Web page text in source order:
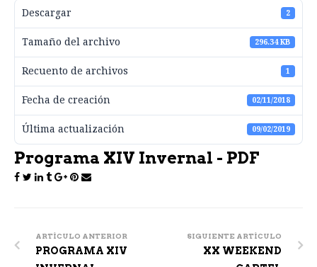
Descargar 2
Tamaño del archivo 296.34 KB
Recuento de archivos 1
Fecha de creación 02/11/2018
Última actualización 09/02/2019
Programa XIV Invernal - PDF
navigation
ARTÍCULO ANTERIOR
PROGRAMA XIV
SIGUIENTE ARTÍCULO
XX WEEKEND